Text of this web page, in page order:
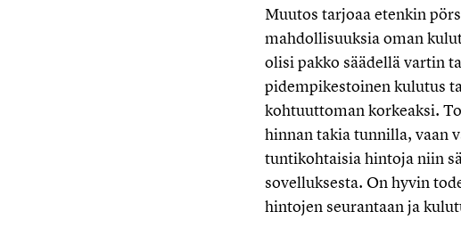
Muutos tarjoaa etenkin
mahdollisuuksia oman
olisi pakko säädellä vartin
pidempikestoinen kulutus
kohtuuttoman korkeaksi.
hinnan takia tunnilla, vaan
tuntikohtaisia hintoja niin
sovelluksesta. On hyvin
hintojen seurantaan ja